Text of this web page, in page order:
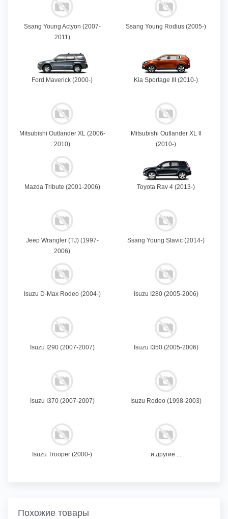
Ssang Young Actyon (2007-
2011)
Ssang Young Rodius (2005-)
Ford Maverick (2000-) Kia Sportage III (2010-)
Mitsubishi Outlander XL (2006-
2010)
Mitsubishi Outlander XL ll
(2010-)
Mazda Tribute (2001-2006) Toyota Rav 4 (2013-)
Jeep Wrangler (TJ) (1997-
2006)
Ssang Young Stavic (2014-)
Isuzu D-Max Rodeo (2004-) Isuzu I280 (2005-2006)
Isuzu I290 (2007-2007) Isuzu I350 (2005-2006)
Isuzu I370 (2007-2007) Isuzu Rodeo (1998-2003)
Isuzu Trooper (2000-) и другие ...
Похожие товары